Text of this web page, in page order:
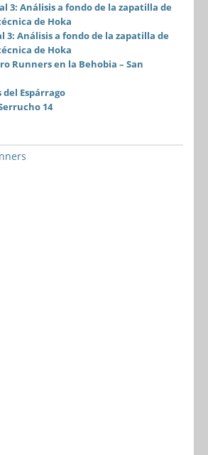
3: Análisis a fondo de la zapatilla de
de Hoka
3: Análisis a fondo de la zapatilla de
de Hoka
Runners en la Behobia – San
del Espárrago
14